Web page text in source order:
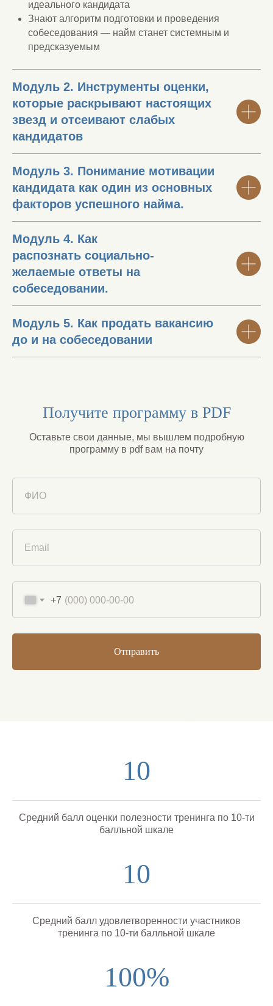
идеального кандидата
Знают алгоритм подготовки и проведения
собеседования — найм станет системным и
предсказуемым
Модуль 2. Инструменты оценки,
которые раскрывают настоящих
звезд и отсеивают слабых
кандидатов
Модуль 3. Понимание мотивации
кандидата как один из основных
факторов успешного найма.
Модуль 4. Как
распознать социально-
желаемые ответы на
собеседовании.
Модуль 5. Как продать вакансию
до и на собеседовании
Получите программу в PDF
Оставьте свои данные, мы вышлем подробную
программу в pdf вам на почту
ФИО
Email
+7
Отправить
10
Средний балл оценки полезности тренинга по 10-ти
балльной шкале
10
Средний балл удовлетворенности участников
тренинга по 10-ти балльной шкале
100%